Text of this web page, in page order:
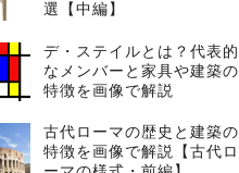
選【中編】
デ・ステイルとは？代表的
なメンバーと家具や建築の
特徴を画像で解説
古代ローマの歴史と建築の
特徴を画像で解説【古代ロ